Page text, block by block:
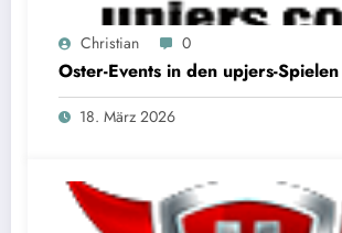
Christian 0
Oster-Events in den upjers-
18. März 2026